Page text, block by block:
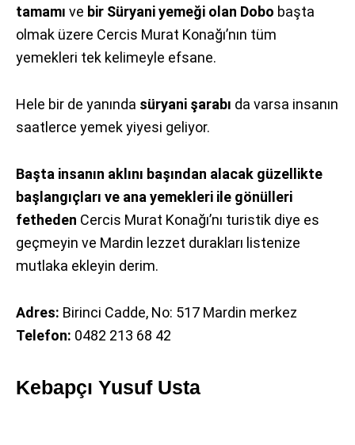
tamamı ve bir Süryani yemeği olan Dobo başta
olmak üzere Cercis Murat Konağı’nın tüm
yemekleri tek kelimeyle efsane.
Hele bir de yanında süryani şarabı da varsa insanın
saatlerce yemek yiyesi geliyor.
Başta insanın aklını başından alacak güzellikte
başlangıçları ve ana yemekleri ile gönülleri
fetheden Cercis Murat Konağı’nı turistik diye es
geçmeyin ve Mardin lezzet durakları listenize
mutlaka ekleyin derim.
Adres: Birinci Cadde, No: 517 Mardin merkez
Telefon: 0482 213 68 42
Kebapçı Yusuf Usta